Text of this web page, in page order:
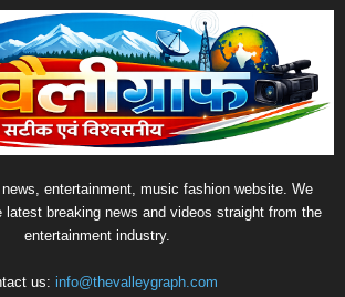
entertainment, music fashion website. We
latest breaking news and videos straight from the
entertainment industry.
us: info@thevalleygraph.com